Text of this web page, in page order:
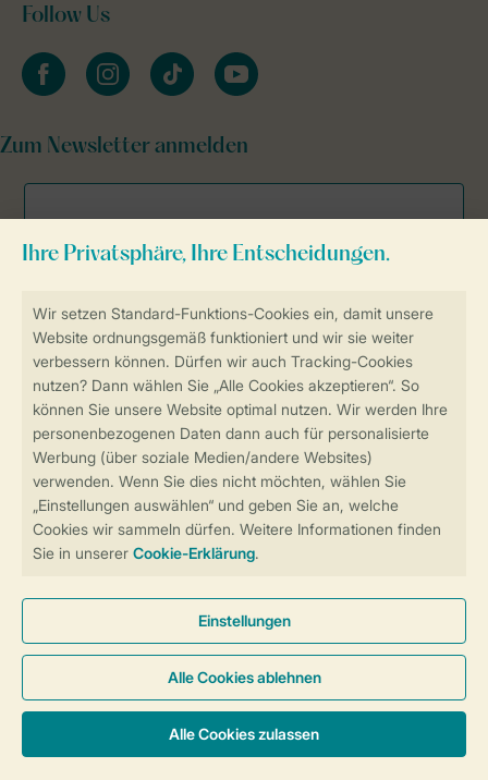
Sicherstellung Deiner Privatsphäre
Weitere Informationen und Einstellungen
Sicher und schnell zur Online-Buchung
Sichere Datenübertragung
Sicheres Bezahlen
Follow Us
facebookinstagramtiktok youtube
Zum Newsletter anmelden
Allgemeine Bedingungen Impressum
Cookies und Banner
Barrierefreiheit